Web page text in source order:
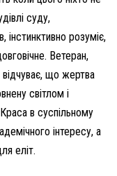
суду,
розуміє,
Ветеран,
що жертва
світлом і
в суспільному
інтересу, а
еліт.